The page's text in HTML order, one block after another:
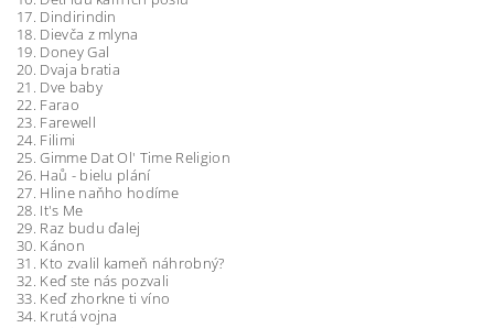
17. Dindirindin
18. Dievča z mlyna
19. Doney Gal
20. Dvaja bratia
21. Dve baby
22. Farao
23. Farewell
24. Filimi
25. Gimme Dat Ol' Time Religion
26. Haů - bielu plání
27. Hline naňho hodíme
28. It's Me
29. Raz budu ďalej
30. Kánon
31. Kto zvalil kameň náhrobný?
32. Keď ste nás pozvali
33. Keď zhorkne ti víno
34. Krutá vojna